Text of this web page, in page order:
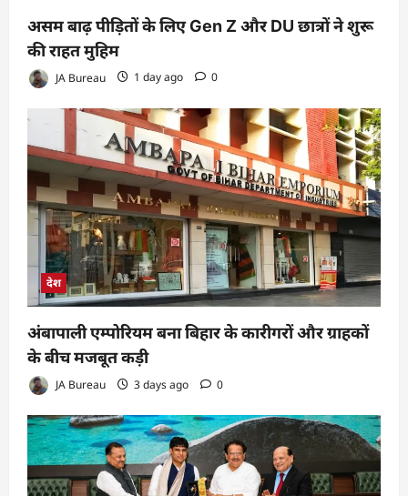
असम बाढ़ पीड़ितों के लिए Gen Z और DU छात्रों ने शुरू
की राहत मुहिम
JA Bureau 1 day ago 0
देश
अंबापाली एम्पोरियम बना बिहार के कारीगरों और ग्राहकों
के बीच मजबूत कड़ी
JA Bureau 3 days ago 0